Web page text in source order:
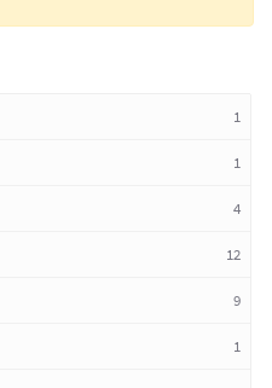
1
1
4
12
9
1